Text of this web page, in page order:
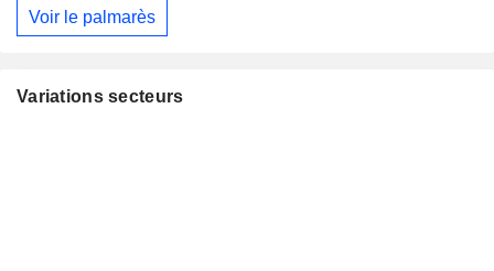
Voir le palmarès
Variations secteurs